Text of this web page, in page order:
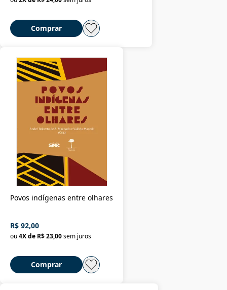
Comprar
Povos indígenas entre olhares
R$ 92,00
ou4X de R$ 23,00sem juros
Comprar